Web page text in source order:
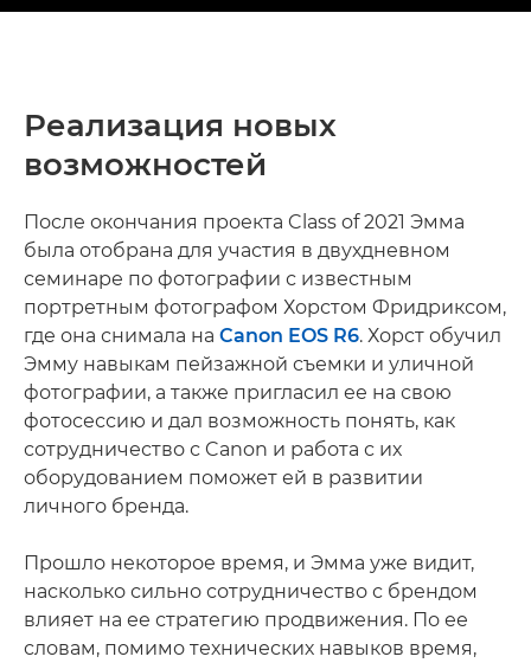
Реализация новых
возможностей
После окончания проекта Class of 2021 Эмма
была отобрана для участия в двухдневном
семинаре по фотографии с известным
портретным фотографом Хорстом Фридриксом,
где она снимала на Canon EOS R6. Хорст обучил
Эмму навыкам пейзажной съемки и уличной
фотографии, а также пригласил ее на свою
фотосессию и дал возможность понять, как
сотрудничество с Canon и работа с их
оборудованием поможет ей в развитии
личного бренда.
Прошло некоторое время, и Эмма уже видит,
насколько сильно сотрудничество с брендом
влияет на ее стратегию продвижения. По ее
словам, помимо технических навыков время,